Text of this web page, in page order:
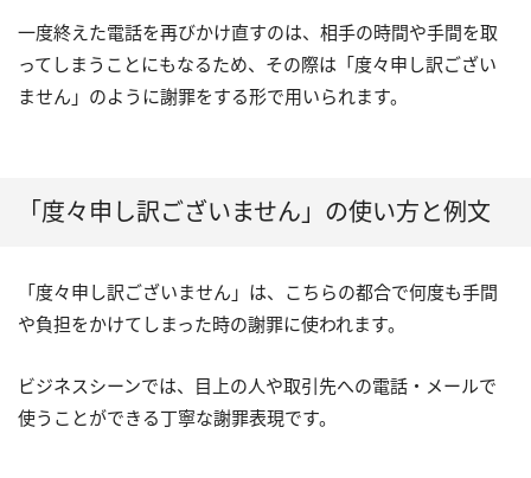
一度終えた電話を再びかけ直すのは、相手の時間や手間を取
ってしまうことにもなるため、その際は「度々申し訳ござい
ません」のように謝罪をする形で用いられます。
「度々申し訳ございません」の使い方と例文
「度々申し訳ございません」は、こちらの都合で何度も手間
や負担をかけてしまった時の謝罪に使われます。
ビジネスシーンでは、目上の人や取引先への電話・メールで
使うことができる丁寧な謝罪表現です。